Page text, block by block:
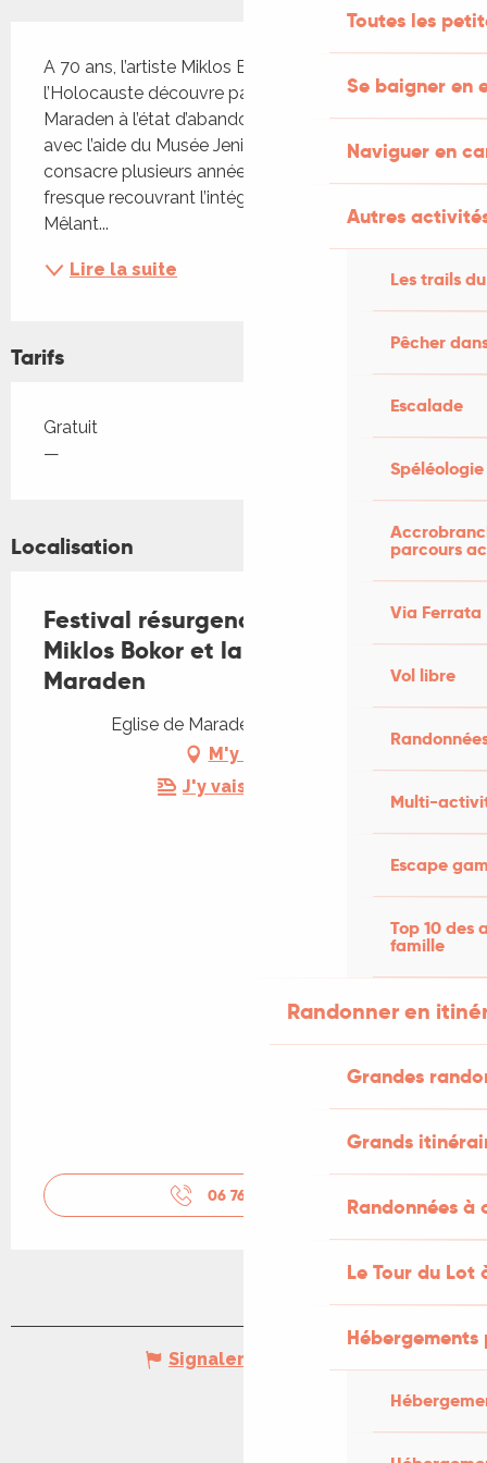
Toutes les
Se baigner en
Naviguer en
Autres
Les trails
Pêcher
Escalade
Spéléologie
parcours
Via Ferrata
Vol libre
Multi-
Escape
Top 10 des
famille
Randonner en
Grandes
Grands
Randonnées
Le Tour du Lot
A 70 ans, l’artiste Miklos Bokor rescapé de
l’Holocauste découvre par hasard l’église de
Maraden à l’état d’abandon. En 1997, il l’achète
avec l’aide du Musée Jenisch de Vevey (Suisse) et
consacre plusieurs années de sa vie à réaliser une
fresque recouvrant l’intégralité des murs intérieurs.
Mêlant...
Lire la suite
Tarifs
Tarifs 2026
Gratuit
—
Localisation
Festival résurgence IX : Visite
Miklos Bokor et la fresque de
Maraden
Eglise de Maraden, 46600 Martel
M'y rendre
J'y vais en train !
06 76 36 93
Signaler une erreur